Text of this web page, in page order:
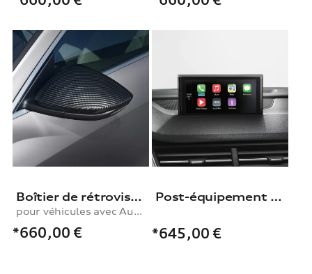
Boîtier de rétroviseur extérieur
pour véhicules avec Audi side assist
*660,00 €
Post-équipement pour Interface Audi smartphone
*645,00 €